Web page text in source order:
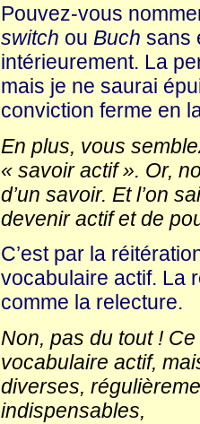
Pouvez-vous
switch ou Buch sans
intérieurement. La
mais je ne saurai
conviction ferme en
En plus, vous
« savoir actif ». Or,
d’un savoir. Et l’on
devenir actif et de
C’est par la
vocabulaire actif. La
comme la relecture.
Non, pas du tout !
vocabulaire actif,
diverses,
indispensables,